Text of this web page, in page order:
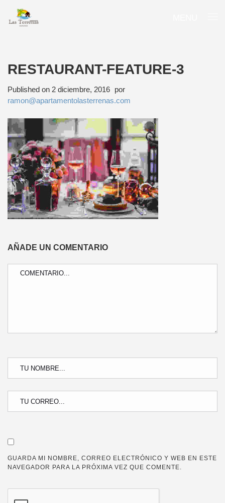
RESTAURANT-FEATURE-3
Published on 2 diciembre, 2016 por
ramon@apartamentolasterrenas.com
AÑADE UN COMENTARIO
GUARDA MI NOMBRE, CORREO ELECTRÓNICO Y WEB EN ESTE
NAVEGADOR PARA LA PRÓXIMA VEZ QUE COMENTE.